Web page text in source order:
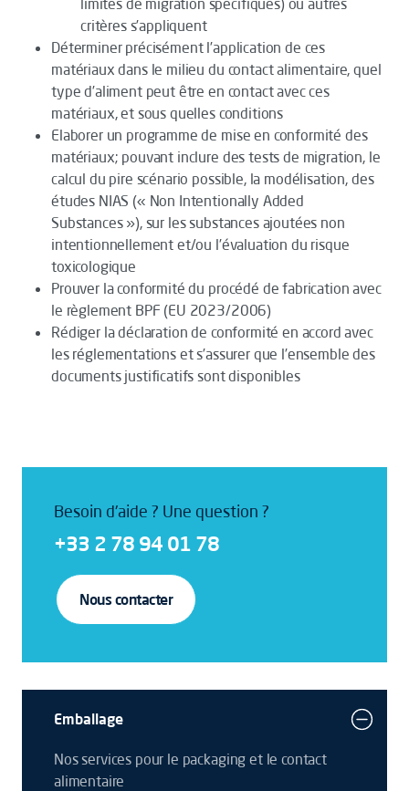
limites de migration spécifiques) ou autres
critères s’appliquent
Déterminer précisément l’application de ces
matériaux dans le milieu du contact alimentaire, quel
type d’aliment peut être en contact avec ces
matériaux, et sous quelles conditions
Elaborer un programme de mise en conformité des
matériaux; pouvant inclure des tests de migration, le
calcul du pire scénario possible, la modélisation, des
études NIAS (« Non Intentionally Added
Substances »), sur les substances ajoutées non
intentionnellement et/ou l’évaluation du risque
toxicologique
Prouver la conformité du procédé de fabrication avec
le règlement BPF (EU 2023/2006)
Rédiger la déclaration de conformité en accord avec
les réglementations et s’assurer que l’ensemble des
documents justificatifs sont disponibles
Besoin d'aide ? Une question ?
+33 2 78 94 01 78
Nous contacter
Emballage
Nos services pour le packaging et le contact
alimentaire